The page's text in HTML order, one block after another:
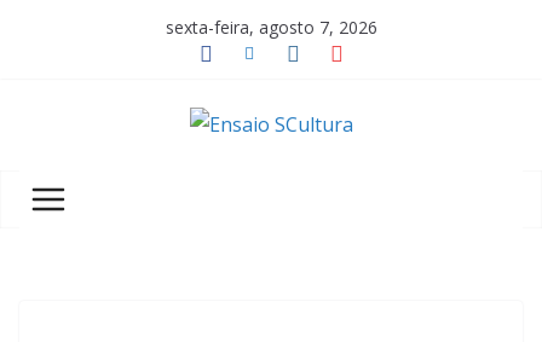
sexta-feira, agosto 7, 2026